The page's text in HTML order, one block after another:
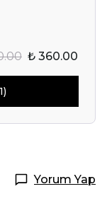
₺ 360.00
Yorum Yap